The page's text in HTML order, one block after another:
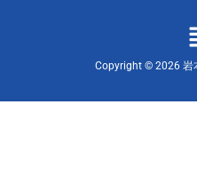
Copyright © 2026 岩